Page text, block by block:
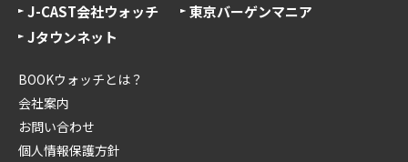
J-CAST会社ウォッチ
東京バーゲンマニア
Jタウンネット
BOOKウォッチとは？
会社案内
お問い合わせ
個人情報保護方針